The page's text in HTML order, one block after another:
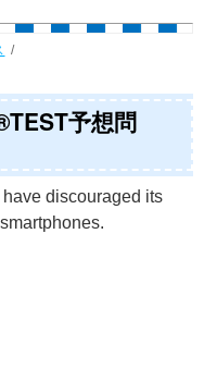
予想問
discouraged its